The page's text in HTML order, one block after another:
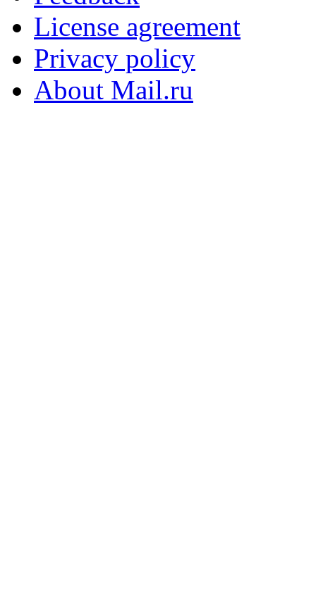
License agreement
Privacy policy
About Mail.ru